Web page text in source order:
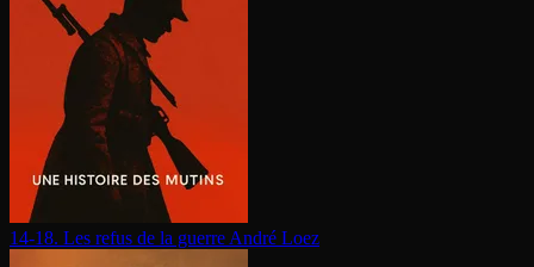
14-18. Les refus de la guerre André Loez